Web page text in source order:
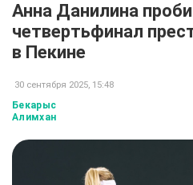
Анна Данилина
четвертьфинал
в Пекине
30 сентября 2025, 15:48
Бекарыс
Алимхан